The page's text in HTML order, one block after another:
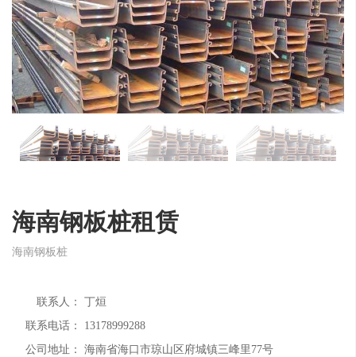
海南钢板桩租赁
海南钢板桩
联系人：
丁烜
联系电话：
13178999288
公司地址：
海南省海口市琼山区府城镇三峰里77号